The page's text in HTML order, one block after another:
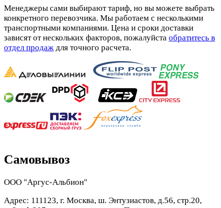
Менеджеры сами выбирают тариф, но вы можете выбрать
конкретного перевозчика. Мы работаем с несколькими
транспортными компаниями. Цена и сроки доставки
зависят от нескольких факторов, пожалуйста обратитесь в
отдел продаж для точного расчета.
Самовывоз
ООО "Аргус-Альбион"
Адрес: 111123, г. Москва, ш. Энтузиастов, д.56, стр.20,